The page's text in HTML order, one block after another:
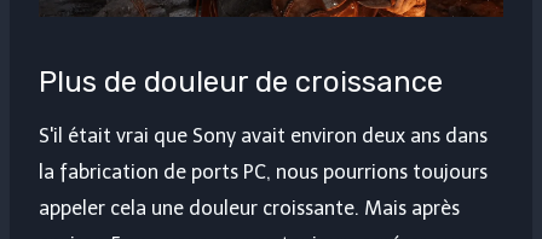
Plus de douleur de croissance
S'il était vrai que Sony avait environ deux ans dans
la fabrication de ports PC, nous pourrions toujours
appeler cela une douleur croissante. Mais après